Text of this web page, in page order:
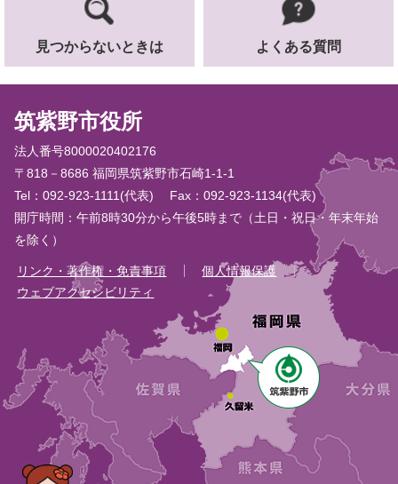
見つからないときは よくある質問
筑紫野市役所
法人番号8000020402176
〒818－8686 福岡県筑紫野市石崎1-1-1
Tel：092-923-1111(代表)
Fax：092-923-1134(代表)
開庁時間：午前8時30分から午後5時まで（土日・祝日・年末年始
を除く）
リンク・著作権・免責事項
個人情報保護
ウェブアクセシビリティ